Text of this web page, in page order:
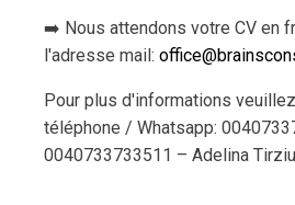
➡️ Nous attendons votre CV en
l'adresse mail:
Pour plus d'informations
téléphone / Whatsapp:
0040733733511 – Adelina Tirziu